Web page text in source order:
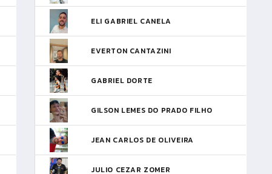
ELI GABRIEL CANELA
EVERTON CANTAZINI
GABRIEL DORTE
GILSON LEMES DO PRADO FILHO
JEAN CARLOS DE OLIVEIRA
JULIO CEZAR ZOMER